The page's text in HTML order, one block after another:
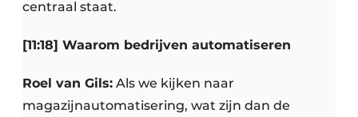
centraal staat.
[11:18] Waarom bedrijven automatiseren
Roel van Gils: Als we kijken naar
magazijnautomatisering, wat zijn dan de